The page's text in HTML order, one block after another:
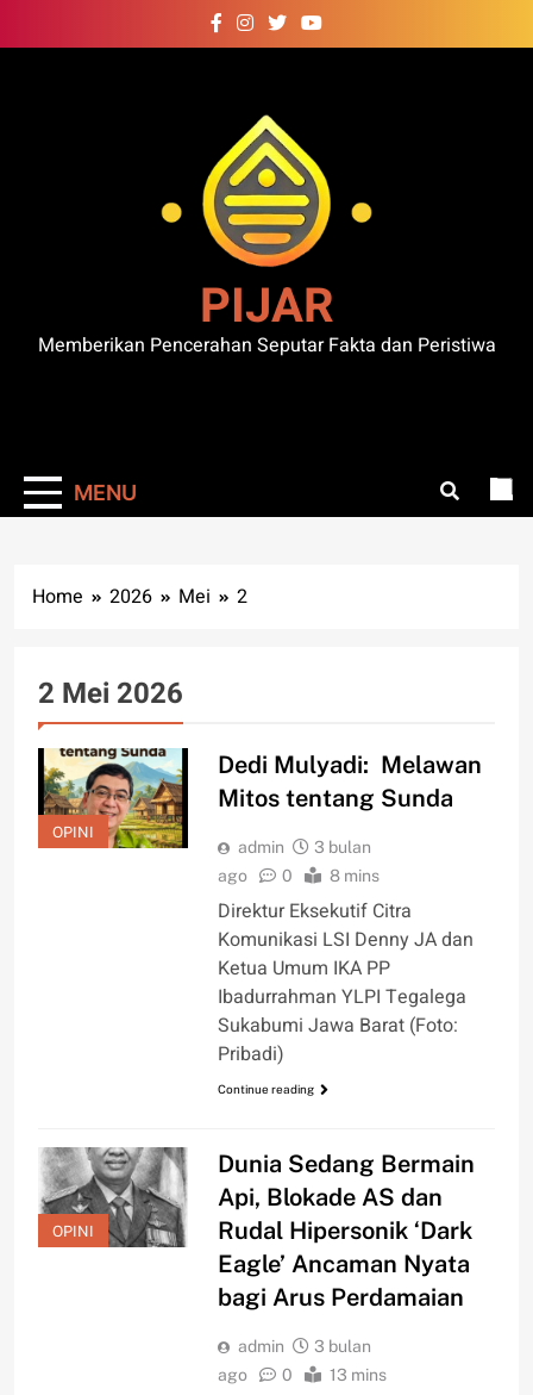
to
PIJAR
Memberikan Pencerahan Seputar Fakta dan Peristiwa
MENU
Home 2026 Mei 2
2 Mei 2026
OPINI
Dedi Mulyadi: Melawan
Mitos tentang Sunda
admin
3 bulan
ago
0 8 mins
Direktur Eksekutif Citra
Komunikasi LSI Denny JA dan
Ketua Umum IKA PP
Ibadurrahman YLPI Tegalega
Sukabumi Jawa Barat (Foto:
Pribadi)
Continue reading
OPINI
Dunia Sedang Bermain
Api, Blokade AS dan
Rudal Hipersonik ‘Dark
Eagle’ Ancaman Nyata
bagi Arus Perdamaian
admin
3 bulan
ago
0 13 mins